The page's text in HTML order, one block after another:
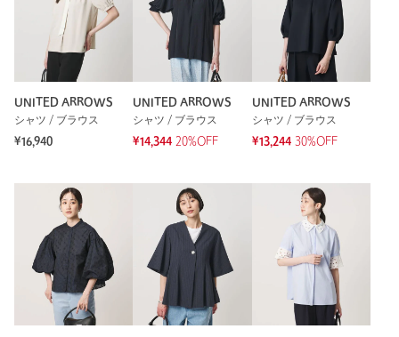
※レビューは、個人の主観による感想・体感によるもので、商品の効果や性
能を保証するものではありません。
もっと見る
UNITED ARROWS
シャツ / ブラウス
¥16,940
UNITED ARROWS
シャツ / ブラウス
¥14,344 20%OFF
UNITED ARROWS
シャツ / ブラウス
¥13,244 30%OFF